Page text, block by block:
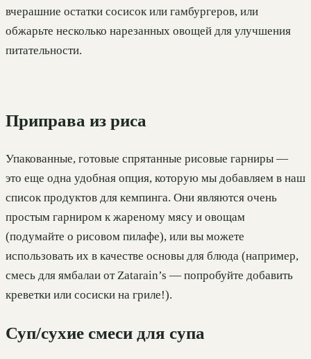
вчерашние остатки сосисок или гамбургеров, или
обжарьте несколько нарезанных овощей для улучшения
питательности.
Приправа из риса
Упакованные, готовые спрятанные рисовые гарниры —
это еще одна удобная опция, которую мы добавляем в наш
список продуктов для кемпинга. Они являются очень
простым гарниром к жареному мясу и овощам
(подумайте о рисовом пилафе), или вы можете
использовать их в качестве основы для блюда (например,
смесь для ямбалаи от Zatarain’s — попробуйте добавить
креветки или сосиски на гриле!).
Суп/сухие смеси для супа